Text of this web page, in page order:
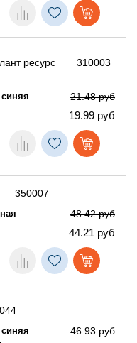
310003
21.48 руб
19.99 руб
ресурс
350007
48.42 руб
44.21 руб
46.93 руб